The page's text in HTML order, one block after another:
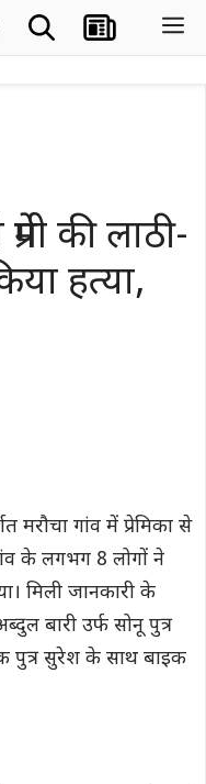
की लाठी-
हत्या,
मरौचा गांव में प्रेमिका से
के लगभग 8 लोगों ने
मिली जानकारी के
बारी उर्फ सोनू पुत्र
पुत्र सुरेश के साथ बाइक